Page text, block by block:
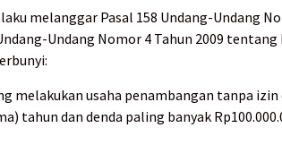
melanggar Pasal 158 Undang-Undang
Undang Nomor 4 Tahun 2009
melakukan usaha penambangan tanpa
tahun dan denda paling banyak